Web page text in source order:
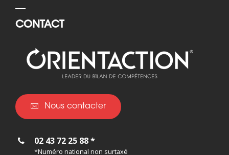
CONTACT
Nous contacter
02 43 72 25 88 *
*Numéro national non surtaxé